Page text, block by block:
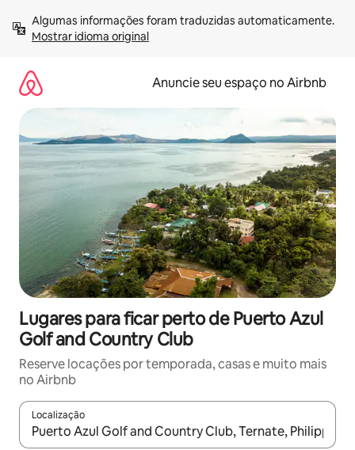
para
Mostrar idioma original
Anuncie seu espaço no Airbnb
Lugares para ficar perto de Puerto Azul
Golf and Country Club
Reserve locações por temporada, casas e muito mais
no Airbnb
Localização
Quando os resultados estiverem disponíveis, explore-os